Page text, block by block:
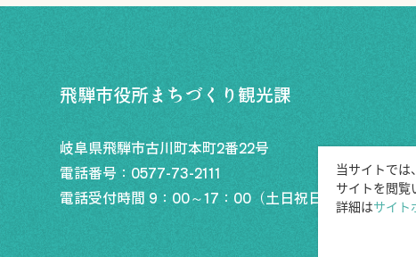
飛騨市役所まちづくり観光課
岐阜県飛騨市古川町本町2番22号
電話番号： 0577-73-2111
電話受付時間 9：00～17：00 （土日祝日年末年始休）
当サイトでは
サイトを閲覧
詳細はサイト